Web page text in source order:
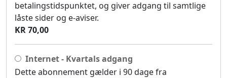
betalingstidspunktet, og giver adgang til samtlige
låste sider og e-aviser.
KR 70,00
Internet - Kvartals adgang
Dette abonnement gælder i 90 dage fra